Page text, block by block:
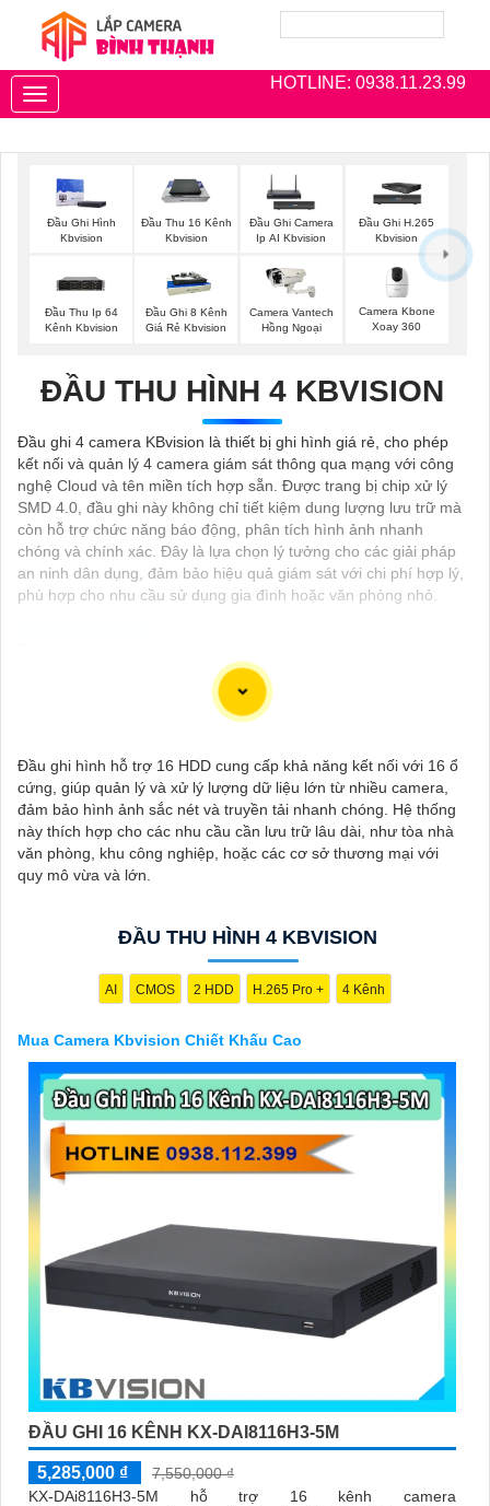
HOTLINE: 0938.11.23.99
Toggle
navigation
Đầu Ghi Hình
Kbvision
Đầu Thu 16 Kênh
Kbvision
Đầu Ghi Camera
Ip AI Kbvision
Đầu Ghi H.265
Kbvision
Đầu Thu Ip 64
Kênh Kbvision
Đầu Ghi 8 Kênh
Giá Rẻ Kbvision
Camera Vantech
Hồng Ngoại
Camera Kbone
Xoay 360
ĐẦU THU HÌNH 4 KBVISION
Đầu ghi 4 camera KBvision là thiết bị ghi hình giá rẻ, cho phép
kết nối và quản lý 4 camera giám sát thông qua mạng với công
nghệ Cloud và tên miền tích hợp sẵn. Được trang bị chip xử lý
SMD 4.0, đầu ghi này không chỉ tiết kiệm dung lượng lưu trữ mà
còn hỗ trợ chức năng báo động, phân tích hình ảnh nhanh
chóng và chính xác. Đây là lựa chọn lý tưởng cho các giải pháp
an ninh dân dụng, đảm bảo hiệu quả giám sát với chi phí hợp lý,
phù hợp cho nhu cầu sử dụng gia đình hoặc văn phòng nhỏ.
Chào bạn, dưới đây là một số câu giới thiệu cho việc mua
Camera Kbvision với chiết khấu cao và giải pháp phù hợp trong
🛃1: "Chào anh/chị! Bạn đang tìm kiếm Camera Kbvision với
chiết khấu hấp dẫn? Hãy đến với chúng tôi để nhận ưu đãi đặc
biệt và được tư vấn về giải pháp chính xác nhất cho nhu cầu an
ninh của bạn!"
️🏅️2:"Bạn muốn mua Camera Kbvision với giá ưu đãi và giải
pháp phù hợp? Liên hệ ngay với chúng tôi để được hỗ trợ tốt
"Chúng tôi cam kết cung cấp Camera Kbvision chính hãng
với chiết khấu cao nhất trên thị trường. Hãy đến với chúng tôi để
trải nghiệm dịch vụ tốt nhất và nhận được sự tư vấn chuyên
nghiệp về giải pháp an ninh cần thiết!"
việc tiếp cận khách hàng và tăng cơ hội bán hàng của bạn. Nếu
tôi hỗ trợ bạn tốt hơn!
Đầu ghi hình hỗ trợ 16 HDD cung cấp khả năng kết nối với 16 ổ
cứng, giúp quản lý và xử lý lượng dữ liệu lớn từ nhiều camera,
đảm bảo hình ảnh sắc nét và truyền tải nhanh chóng. Hệ thống
này thích hợp cho các nhu cầu cần lưu trữ lâu dài, như tòa nhà
văn phòng, khu công nghiệp, hoặc các cơ sở thương mại với
quy mô vừa và lớn.
ĐẦU THU HÌNH 4 KBVISION
AI CMOS 2 HDD H.265 Pro + 4 Kênh
Mua Camera Kbvision Chiết Khấu Cao
ĐẦU GHI 16 KÊNH KX-DAI8116H3-5M
5,285,000 ₫
7,550,000 ₫
KX-DAi8116H3-5M hỗ trợ 16 kênh camera